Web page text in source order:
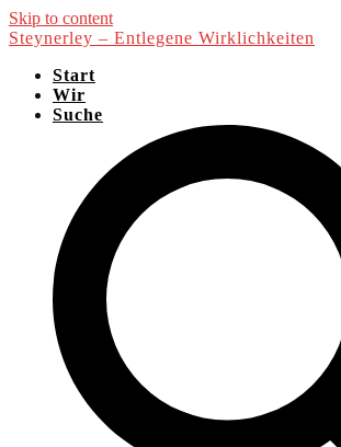
Skip to content
Steynerley – Entlegene Wirklichkeiten
Start
Wir
Suche